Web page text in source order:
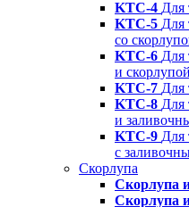
KTC-4 Для
KTC-5 Для
со
KTC-6 Для
и
KTC-7 Для
KTC-8 Для
и
KTC-9 Для
с
Скорлупа
Скорлупа
Скорлупа